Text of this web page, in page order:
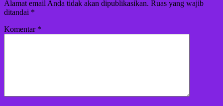
Alamat email Anda tidak akan dipublikasikan. Ruas yang wajib
ditandai *
Komentar *